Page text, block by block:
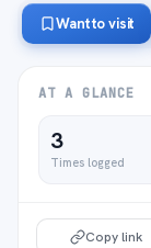
Want to visit
AT A GLANCE
3
Times logged
Copy link